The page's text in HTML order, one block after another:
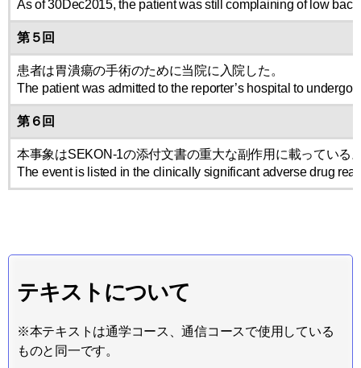
As of 30Dec2015, the patient was still complaining of low
第５回
患者は胃潰瘍の手術のために当院に入院した。
The patient was admitted to the reporter’s hospital to undergo
第６回
本事象はSEKON-1の添付文書の重大な副作用に載っている
The event is listed in the clinically significant adverse drug
テキストについて
※本テキストは通学コース、通信コースで使用している
ものと同一です。